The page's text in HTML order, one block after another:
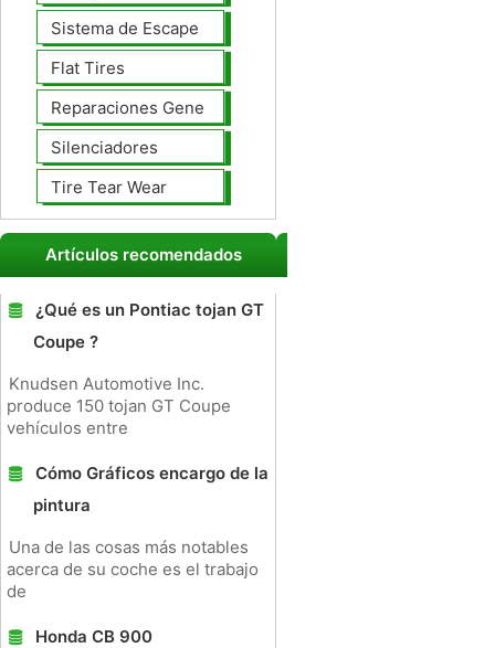
Sistema de Escape
Flat Tires
Reparaciones Generales
Silenciadores
Tire Tear Wear
Artículos recomendados
¿Qué es un Pontiac tojan GT
Coupe ?
Knudsen Automotive Inc.
produce 150 tojan GT Coupe
vehículos entre
Cómo Gráficos encargo de la
pintura
Una de las cosas más notables
acerca de su coche es el trabajo
de
Honda CB 900